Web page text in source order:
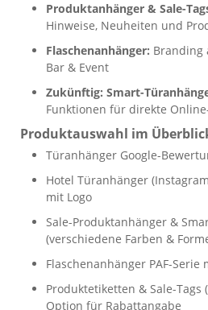
Produktanhänger & Sale-
Hinweise, Neuheiten und
Flaschenanhänger: Branding
Bar & Event
Zukünftig: Smart-
Funktionen für direkte
Produktauswahl im
Türanhänger Google-
Hotel Türanhänger
mit Logo
Sale-Produktanhänger &
(verschiedene Farben &
Flaschenanhänger PAF-Serie
Produktetiketten & Sale-Tags
Option für Rabattangabe